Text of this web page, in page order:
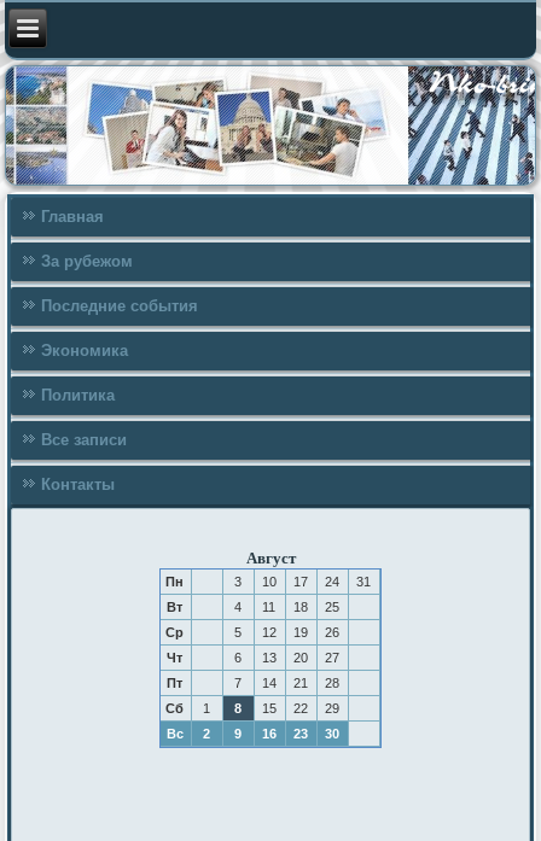
Главная
За рубежом
Последние события
Экономика
Политика
Все записи
Контакты
Август
Пн 3 10 17 24
31
Вт
4 11 18
25
Ср
5 12 19
26
Чт
6 13 20
27
Пт
7 14 21
28
Сб
1 8 15 22
29
Вс
2 9 16 23 30